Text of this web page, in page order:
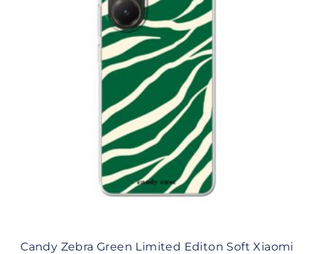
Candy Zebra Green Limited Editon Soft Xiaomi